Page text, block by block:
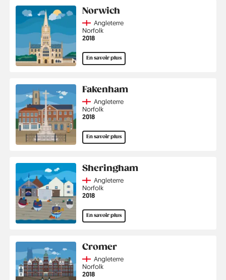
Norwich
CountryAngleterre
Région
Norfolk
Année
2018
En savoir plus
Fakenham
CountryAngleterre
Région
Norfolk
Année
2018
En savoir plus
Sheringham
CountryAngleterre
Région
Norfolk
Année
2018
En savoir plus
Cromer
CountryAngleterre
Région
Norfolk
Année
2018